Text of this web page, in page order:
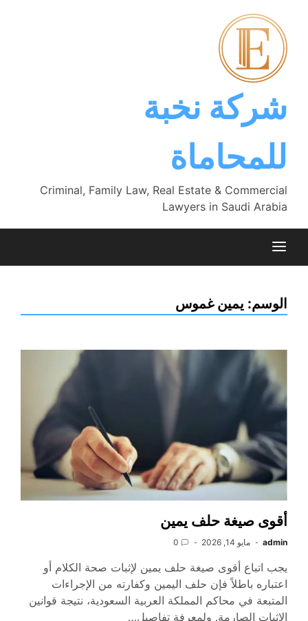
content
شركة نخبة
للمحاماة
Criminal, Family Law, Real Estate & Commercial
Lawyers in Saudi Arabia
الوسم: يمين غموس
أقوى صيغة حلف يمين
admin مايو 14, 2026 0
يجب اتباع أقوى صيغة حلف يمين لإثبات صحة الكلام أو
اعتباره باطلاً فإن حلف اليمين وكفارته من الإجراءات
المتبعة في محاكم المملكة العربية السعودية، نتيجة قوانين
الإثبات الصارمة. ولمعرفة تفاصيل…